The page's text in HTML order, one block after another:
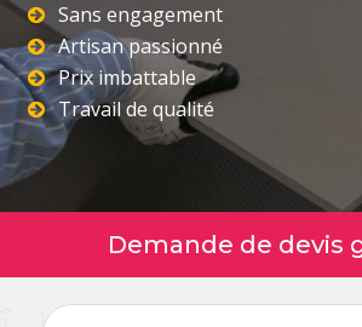
Sans engagement
Artisan passionné
Prix imbattable
Travail de qualité
Demande de devis